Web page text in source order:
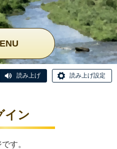
読み上げ 読み上げ設定
イン
す。